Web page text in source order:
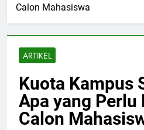
Calon Mahasiswa
ARTIKEL
Kuota Kampus
Apa yang Perlu
Calon